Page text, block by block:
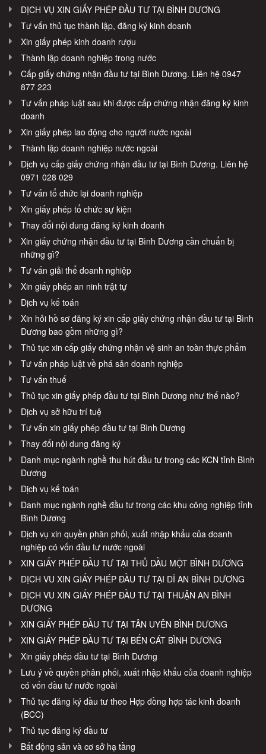
DỊCH VỤ XIN GIẤY PHÉP ĐẦU TƯ TẠI BÌNH DƯƠNG
Tư vấn thủ tục thành lập, đăng ký kinh doanh
Xin giấy phép kinh doanh rượu
Thành lập doanh nghiệp trong nước
Cấp giấy chứng nhận đầu tư tại Bình Dương. Liên hệ 0947
877 223
Tư vấn pháp luật sau khi được cấp chứng nhận đăng ký kinh
doanh
Xin giấy phép lao động cho người nước ngoài
Thành lập doanh nghiệp nước ngoài
Dịch vụ cấp giấy chứng nhận đầu tư tại Bình Dương. Liên hệ
0971 028 029
Tư vấn tổ chức lại doanh nghiệp
Xin giấy phép tổ chức sự kiện
Thay đổi nội dung đăng ký kinh doanh
Xin giấy chứng nhận đầu tư tại Bình Dương cần chuẩn bị
những gì?
Tư vấn giải thể doanh nghiệp
Xin giấy phép an ninh trật tự
Dịch vụ kế toán
Xin hỏi hồ sơ đăng ký xin cấp giấy chứng nhận đầu tư tại Bình
Dương bao gồm những gì?
Thủ tục xin cấp giấy chứng nhận vệ sinh an toàn thực phẩm
Tư vấn pháp luật về phá sản doanh nghiệp
Tư vấn thuế
Thủ tục xin giấy phép đầu tư tại Bình Dương như thế nào?
Dịch vụ sở hữu trí tuệ
Tư vấn xin giấy phép đầu tư tại Bình Dương
Thay đổi nội dung đăng ký
Danh mục ngành nghề thu hút đầu tư trong các KCN tỉnh Bình
Dương
Dịch vụ kế toán
Danh mục ngành nghề đầu tư trong các khu công nghiệp tỉnh
Bình Dương
Dịch vụ xin quyền phân phối, xuất nhập khẩu của doanh
nghiệp có vốn đầu tư nước ngoài
XIN GIẤY PHÉP ĐẦU TƯ TẠI THỦ DẦU MỘT BÌNH DƯƠNG
DỊCH VU XIN GIẤY PHÉP ĐẦU TƯ TẠI DĨ AN BÌNH DƯƠNG
DỊCH VU XIN GIẤY PHÉP ĐẦU TƯ TẠI THUẬN AN BÌNH
DƯƠNG
XIN GIẤY PHÉP ĐẦU TƯ TẠI TÂN UYÊN BÌNH DƯƠNG
XIN GIẤY PHÉP ĐẦU TƯ TẠI BẾN CÁT BÌNH DƯƠNG
Xin giấy phép đầu tư tại Bình Dương
Lưu ý về quyền phân phối, xuất nhập khẩu của doanh nghiệp
có vốn đầu tư nước ngoài
Thủ tục đăng ký đầu tư theo Hợp đồng hợp tác kinh doanh
(BCC)
Thủ tục đăng ký đầu tư
Bất động sản và cơ sở hạ tầng